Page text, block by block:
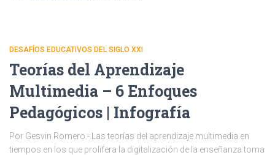
DESAFÍOS EDUCATIVOS DEL SIGLO XXI
Teorías del Aprendizaje
Multimedia – 6 Enfoques
Pedagógicos | Infografía
Por Gesvin Romero.- Las teorías del aprendizaje multimedia en
tiempos en los que prolifera la digitalización de la enseñanza toma